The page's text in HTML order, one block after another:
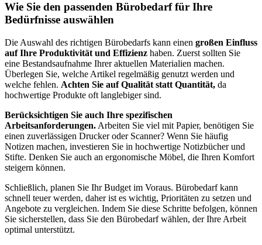
Wie Sie den passenden Bürobedarf für Ihre
Bedürfnisse auswählen
Die Auswahl des richtigen Bürobedarfs kann einen großen Einfluss
auf Ihre Produktivität und Effizienz haben. Zuerst sollten Sie
eine Bestandsaufnahme Ihrer aktuellen Materialien machen.
Überlegen Sie, welche Artikel regelmäßig genutzt werden und
welche fehlen. Achten Sie auf Qualität statt Quantität, da
hochwertige Produkte oft langlebiger sind.
Berücksichtigen Sie auch Ihre spezifischen
Arbeitsanforderungen. Arbeiten Sie viel mit Papier, benötigen Sie
einen zuverlässigen Drucker oder Scanner? Wenn Sie häufig
Notizen machen, investieren Sie in hochwertige Notizbücher und
Stifte. Denken Sie auch an ergonomische Möbel, die Ihren Komfort
steigern können.
Schließlich, planen Sie Ihr Budget im Voraus. Bürobedarf kann
schnell teuer werden, daher ist es wichtig, Prioritäten zu setzen und
Angebote zu vergleichen. Indem Sie diese Schritte befolgen, können
Sie sicherstellen, dass Sie den Bürobedarf wählen, der Ihre Arbeit
optimal unterstützt.